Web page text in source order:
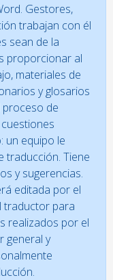
Gestores,
trabajan con él
sean de la
proporcionar al
materiales de
y glosarios
de
un equipo le
traducción. Tiene
y sugerencias.
editada por el
traductor para
realizados por el
general y